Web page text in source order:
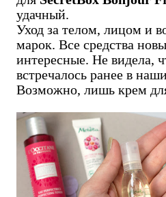
удачный.
Уход за телом, лицом и
марок. Все средства
интересные. Не видела,
встречалось ранее в
Возможно, лишь крем